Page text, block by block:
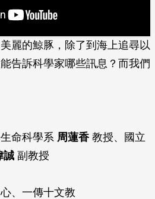
麗的鯨豚，除了到海上追尋以
告訴科學家哪些訊息？而我們
命科學系 周蓮香 教授、國立
誠 副教授
、一傳十文教